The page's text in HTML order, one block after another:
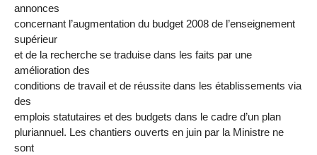
annonces
concernant l’augmentation du budget 2008 de l’enseignement
supérieur
et de la recherche se traduise dans les faits par une
amélioration des
conditions de travail et de réussite dans les établissements via
des
emplois statutaires et des budgets dans le cadre d’un plan
pluriannuel. Les chantiers ouverts en juin par la Ministre ne
sont